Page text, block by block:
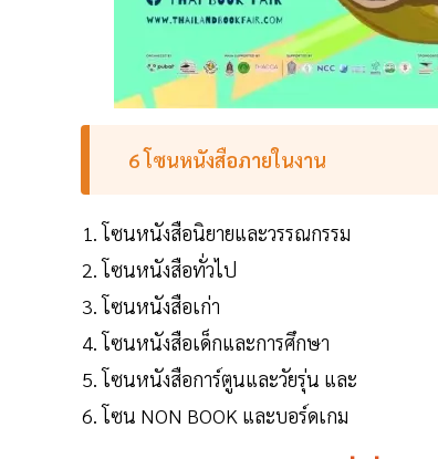
6 โซนหนังสือภายในงาน
โซนหนังสือนิยายและวรรณกรรม
โซนหนังสือทั่วไป
โซนหนังสือเก่า
โซนหนังสือเด็กและการศึกษา
โซนหนังสือการ์ตูนและวัยรุ่น และ
โซน NON BOOK และบอร์ดเกม